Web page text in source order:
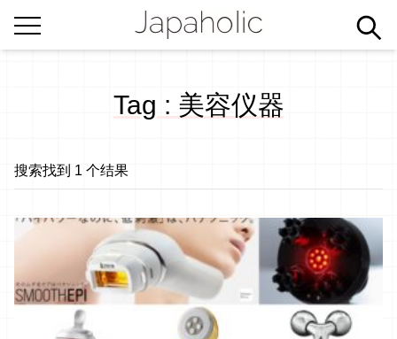
Tag : 美容仪器
搜索找到 1 个结果